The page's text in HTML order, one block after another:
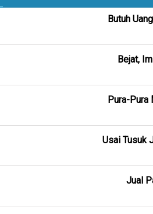
Butuh
Bejat,
Pura-Pura
Usai Tusuk
Jual